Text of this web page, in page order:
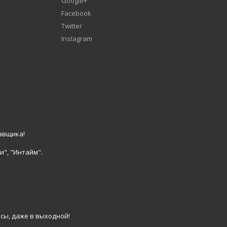
Facebook
Twitter
Instagram
"Интайм".
даже в выходной!